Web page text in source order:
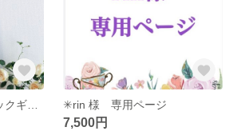
✳︎ふんわりリネンのタックギャザースカート✳︎ブラウン ✳︎rin 様 専用ページ
7,500円